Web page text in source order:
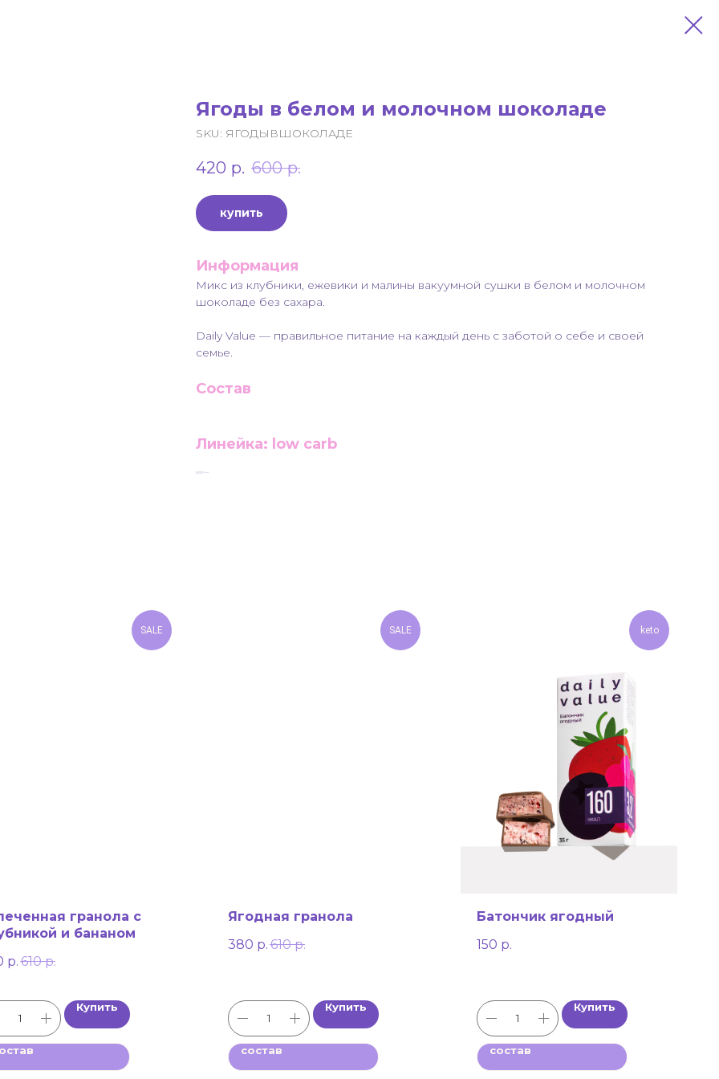
Ягоды в белом и молочном шоколаде
SKU: ЯГОДЫВШОКОЛАДЕ
420 р. 600 р.
купить
Информация
Микс из клубники, ежевики и малины вакуумной сушки в белом и молочном
шоколаде без сахара.
Daily Value — правильное питание на каждый день с заботой о себе и своей
семье.
Состав
Линейка: low carb
SALE
гранола с
и бананом
р. 610 р.
Купить
SALE
Ягодная гранола
380 р. 610 р.
Купить
состав
keto
Батончик ягодный
150 р.
Купить
состав